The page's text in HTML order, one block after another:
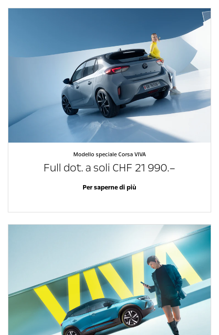
Modello speciale Corsa VIVA
Full dot. a soli CHF 21 990.–
Per saperne di più